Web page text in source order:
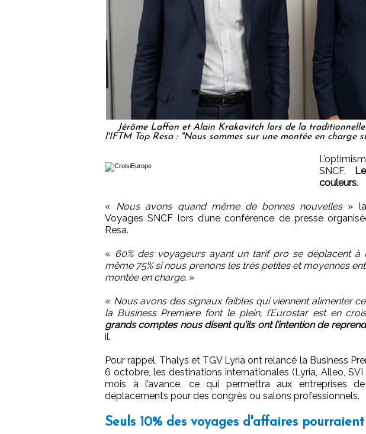
Jérôme Laffon et Alain Krakovitch lors de la traditionnelle
l'IFTM Top Resa : "Nous sommes sur une montée en charge
SNCF.
couleurs.
« Nous avons quand même de bonnes nouvelles»
Voyages SNCF lors d’une conférence de presse
Resa.
« 60% des voyageurs ayant un tarif pro se déplacent
même 75% si nous prenons les très petites et moyennes
montée en charge. »
« Nous avons des signaux faibles qui viennent alimenter
la Business Premiere font le plein, l’Eurostar est en
grands comptes nous disent qu’ils ont l’intention de
il.
Pour rappel, Thalys et TGV Lyria ont relancé la Business
6 octobre, les destinations internationales (Lyria, Alleo,
mois à l’avance, ce qui permettra aux entreprises
déplacements pour des congrès ou salons professionnels.
Seuls 10% des voyages d'affaires